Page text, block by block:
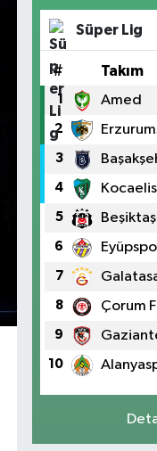
Süper Lig
# Takım
1 Amed
2
3
4
5 Beşiktaş
6
7
8 Çorum
9
10